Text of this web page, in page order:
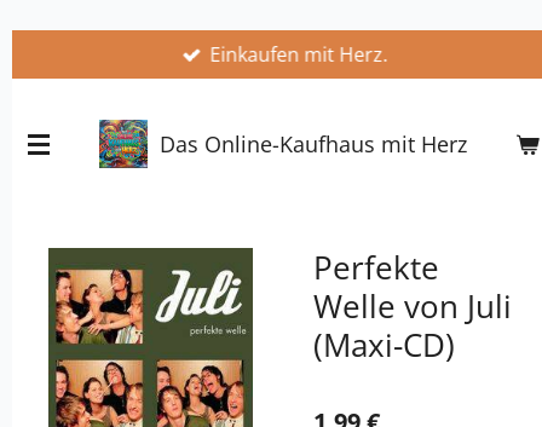
springen
Einkaufen mit Herz.
Das Online-Kaufhaus mit Herz
Perfekte
Welle von Juli
(Maxi-CD)